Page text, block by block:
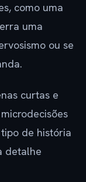
como uma
uma
ou se
curtas e
de história
detalhe